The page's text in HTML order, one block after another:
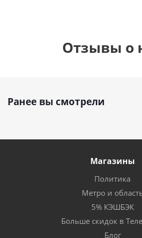
Отзывы о
Ранее вы смотрели
Магазины
Политика
Метро и
5% КЭШБЭК
Больше скидок в
Блог